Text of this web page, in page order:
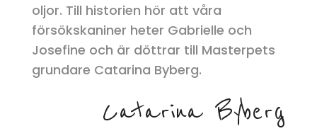
oljor. Till historien hör att våra
försökskaniner heter Gabrielle och
Josefine och är döttrar till Masterpets
grundare Catarina Byberg.
Catarina Byberg